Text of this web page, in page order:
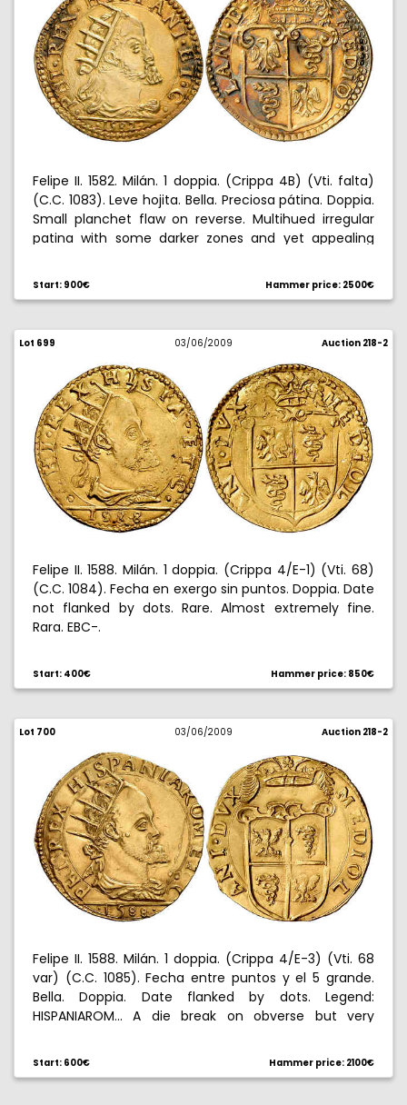
Felipe II. 1582. Milán. 1 doppia. (Crippa 4B) (Vti. falta)
(C.C. 1083). Leve hojita. Bella. Preciosa pátina. Doppia.
Small planchet flaw on reverse. Multihued irregular
patina with some darker zones and yet appealing
fine. Rara así. EBC+.
Start: 900€ Hammer price: 2500€
Lot 699 03/06/2009 Auction 218-2
Felipe II. 1588. Milán. 1 doppia. (Crippa 4/E-1) (Vti. 68)
(C.C. 1084). Fecha en exergo sin puntos. Doppia. Date
not flanked by dots. Rare. Almost extremely fine.
Rara. EBC-.
Start: 400€ Hammer price: 850€
Lot 700 03/06/2009 Auction 218-2
Felipe II. 1588. Milán. 1 doppia. (Crippa 4/E-3) (Vti. 68
var) (C.C. 1085). Fecha entre puntos y el 5 grande.
Bella. Doppia. Date flanked by dots. Legend:
HISPANIAROM... A die break on obverse but very
fine. Rara. EBC/EBC+.
Start: 600€ Hammer price: 2100€